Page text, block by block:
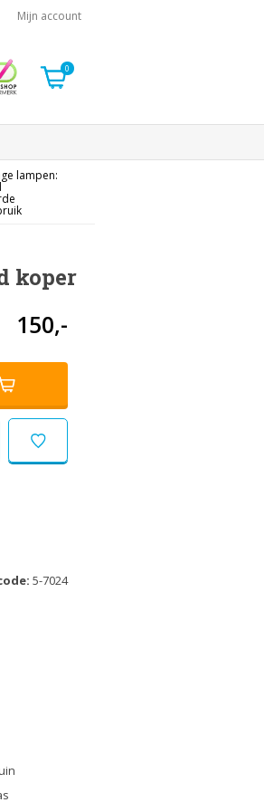
Mijn account
0
lampen:
koper
150,-
5-7024